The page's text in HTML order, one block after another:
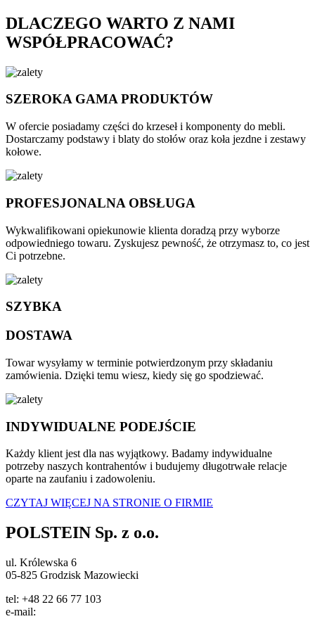
DLACZEGO WARTO Z NAMI
WSPÓŁPRACOWAĆ?
SZEROKA GAMA PRODUKTÓW
W ofercie posiadamy części do krzeseł i komponenty do mebli.
Dostarczamy podstawy i blaty do stołów oraz koła jezdne i zestawy
kołowe.
PROFESJONALNA OBSŁUGA
Wykwalifikowani opiekunowie klienta doradzą przy wyborze
odpowiedniego towaru. Zyskujesz pewność, że otrzymasz to, co jest
Ci potrzebne.
SZYBKA
DOSTAWA
Towar wysyłamy w terminie potwierdzonym przy składaniu
zamówienia. Dzięki temu wiesz, kiedy się go spodziewać.
INDYWIDUALNE PODEJŚCIE
Każdy klient jest dla nas wyjątkowy. Badamy indywidualne
potrzeby naszych kontrahentów i budujemy długotrwałe relacje
oparte na zaufaniu i zadowoleniu.
CZYTAJ WIĘCEJ NA STRONIE O FIRMIE
POLSTEIN Sp. z o.o.
ul. Królewska 6
05-825 Grodzisk Mazowiecki
tel: +48 22 66 77 103
e-mail: